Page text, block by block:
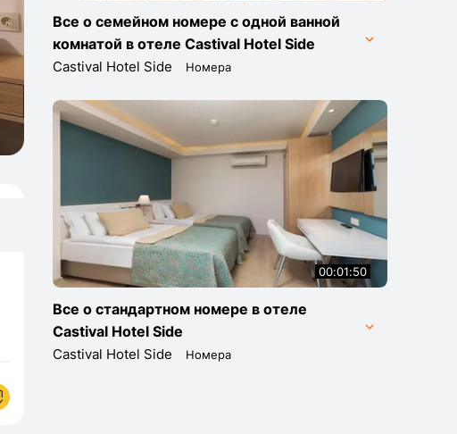
Все о семейном номере с одной ванной
комнатой в отеле Castival Hotel Side
Castival Hotel Side Номера
00:01:50
Все о стандартном номере в отеле
Castival Hotel Side
Castival Hotel Side Номера